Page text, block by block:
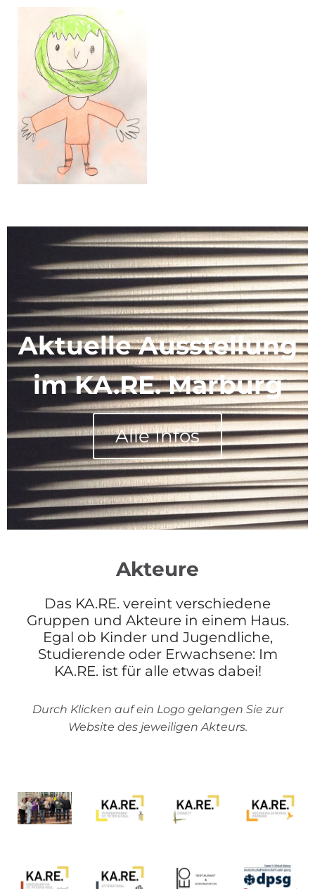
Aktuelle Ausstellung
im KA.RE. Marburg
Alle Infos
Akteure
Das KA.RE. vereint verschiedene
Gruppen und Akteure in einem Haus.
Egal ob Kinder und Jugendliche,
Studierende oder Erwachsene: Im
KA.RE. ist für alle etwas dabei!
Durch Klicken auf ein Logo gelangen Sie zur
Website des jeweiligen Akteurs.